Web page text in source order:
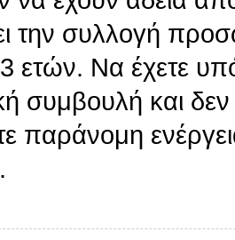
την συλλογή
ετών. Να έχετε
συμβουλή και δεν
παράνομη